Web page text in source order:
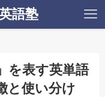
語塾
を表す英単語
と使い分け